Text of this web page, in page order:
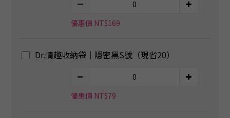
優惠價 NT$169
Dr.情趣收納袋｜隱密黑S號（現省20）
優惠價 NT$79